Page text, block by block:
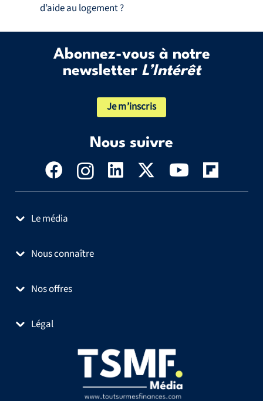
d’aide au logement ?
Abonnez-vous à notre
newsletter L’Intérêt
Je m’inscris
Nous suivre
Le média
Nous connaître
Nos offres
Légal